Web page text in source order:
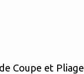
Coupe et Pliage